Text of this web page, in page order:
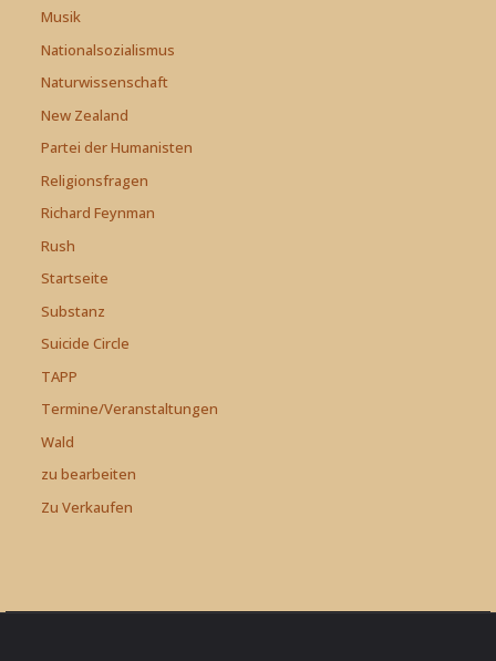
Musik
Nationalsozialismus
Naturwissenschaft
New Zealand
Partei der Humanisten
Religionsfragen
Richard Feynman
Rush
Startseite
Substanz
Suicide Circle
TAPP
Termine/Veranstaltungen
Wald
zu bearbeiten
Zu Verkaufen